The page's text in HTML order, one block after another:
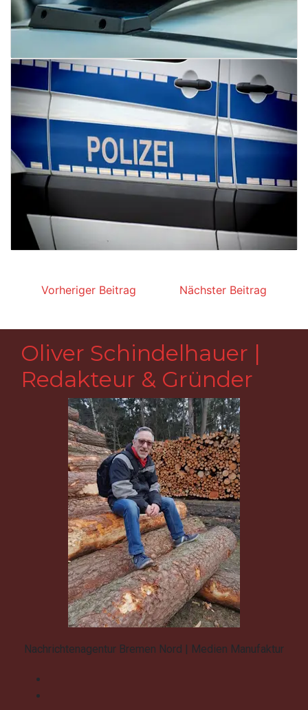
Beitragsnavigation
Vorheriger Beitrag Nächster Beitrag
Oliver Schindelhauer |
Redakteur & Gründer
Nachrichtenagentur Bremen Nord | Medien Manufaktur